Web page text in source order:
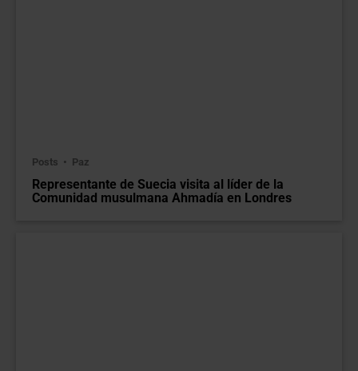
Posts Paz
Representante de Suecia visita al líder de la
Comunidad musulmana Ahmadía en Londres